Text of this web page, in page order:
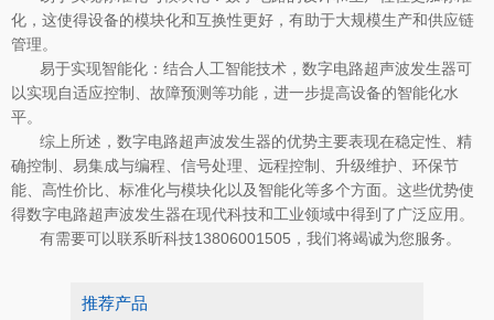
化，这使得设备的模块化和互换性更好，有助于大规模生产和供应链
管理。
易于实现智能化：结合人工智能技术，数字电路超声波发生器可
以实现自适应控制、故障预测等功能，进一步提高设备的智能化水
平。
综上所述，数字电路超声波发生器的优势主要表现在稳定性、精
确控制、易集成与编程、信号处理、远程控制、升级维护、环保节
能、高性价比、标准化与模块化以及智能化等多个方面。这些优势使
得数字电路超声波发生器在现代科技和工业领域中得到了广泛应用。
有需要可以联系昕科技13806001505，我们将竭诚为您服务。
推荐产品